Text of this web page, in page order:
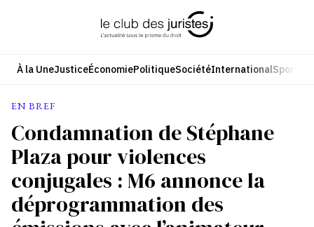
À la UneJusticeÉconomiePolitiqueSociétéInternationalSport
EN BREF
Condamnation de Stéphane
Plaza pour violences
conjugales : M6 annonce la
déprogrammation des